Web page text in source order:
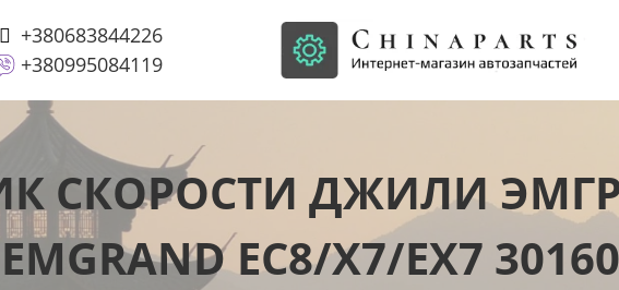
+380683844226
+380995084119
СКОРОСТИ ДЖИЛИ
EC8/X7/EX7